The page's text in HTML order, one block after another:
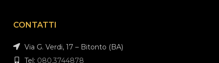
CONTATTI
Via G. Verdi, 17 – Bitonto (BA)
Tel: 080.3744878